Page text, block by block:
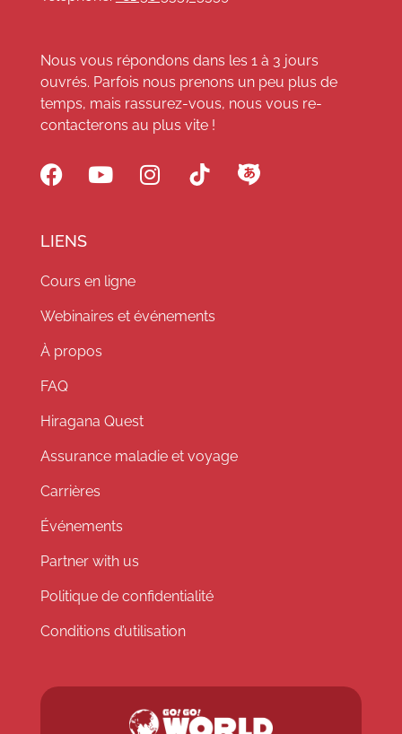
Nous vous répondons dans les 1 à 3 jours
ouvrés. Parfois nous prenons un peu plus de
temps, mais rassurez-vous, nous vous re-
contacterons au plus vite !
LIENS
Cours en ligne
Webinaires et événements
À propos
FAQ
Hiragana Quest
Assurance maladie et voyage
Carrières
Événements
Partner with us
Politique de confidentialité
Conditions d’utilisation